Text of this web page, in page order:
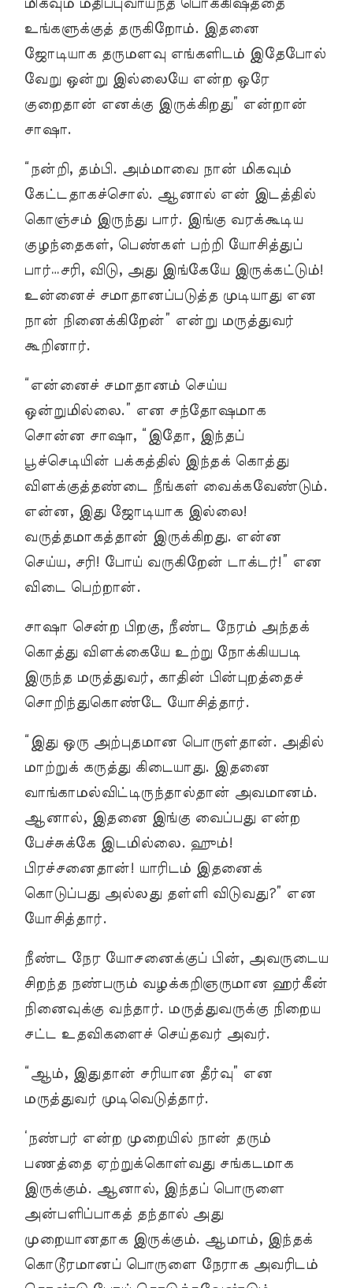
மிகவும் மதிப்புவாய்ந்த பொக்கிஷத்தை
உங்களுக்குத் தருகிறோம். இதனை
ஜோடியாக தருமளவு எங்களிடம் இதேபோல்
வேறு ஒன்று இல்லையே என்ற ஒரே
குறைதான் எனக்கு இருக்கிறது” என்றான்
சாஷா.
“நன்றி, தம்பி. அம்மாவை நான் மிகவும்
கேட்டதாகச்சொல். ஆனால் என் இடத்தில்
கொஞ்சம் இருந்து பார். இங்கு வரக்கூடிய
குழந்தைகள், பெண்கள் பற்றி யோசித்துப்
பார்…சரி, விடு, அது இங்கேயே இருக்கட்டும்!
உன்னைச் சமாதானப்படுத்த முடியாது என
நான் நினைக்கிறேன்” என்று மருத்துவர்
கூறினார்.
“என்னைச் சமாதானம் செய்ய
ஒன்றுமில்லை.” என சந்தோஷமாக
சொன்ன சாஷா, “இதோ, இந்தப்
பூச்செடியின் பக்கத்தில் இந்தக் கொத்து
விளக்குத்தண்டை நீங்கள் வைக்கவேண்டும்.
என்ன, இது ஜோடியாக இல்லை!
வருத்தமாகத்தான் இருக்கிறது. என்ன
செய்ய, சரி! போய் வருகிறேன் டாக்டர்!” என
விடை பெற்றான்.
சாஷா சென்ற பிறகு, நீண்ட நேரம் அந்தக்
கொத்து விளக்கையே உற்று நோக்கியபடி
இருந்த மருத்துவர், காதின் பின்புறத்தைச்
சொறிந்துகொண்டே யோசித்தார்.
“இது ஒரு அற்புதமான பொருள்தான். அதில்
மாற்றுக் கருத்து கிடையாது. இதனை
வாங்காமல்விட்டிருந்தால்தான் அவமானம்.
ஆனால், இதனை இங்கு வைப்பது என்ற
பேச்சுக்கே இடமில்லை. ஹும்!
பிரச்சனைதான்! யாரிடம் இதனைக்
கொடுப்பது அல்லது தள்ளி விடுவது?” என
யோசித்தார்.
நீண்ட நேர யோசனைக்குப் பின், அவருடைய
சிறந்த நண்பரும் வழக்கறிஞருமான ஹர்கீன்
நினைவுக்கு வந்தார். மருத்துவருக்கு நிறைய
சட்ட உதவிகளைச் செய்தவர் அவர்.
“ஆம், இதுதான் சரியான தீர்வு” என
மருத்துவர் முடிவெடுத்தார்.
‘நண்பர் என்ற முறையில் நான் தரும்
பணத்தை ஏற்றுக்கொள்வது சங்கடமாக
இருக்கும். ஆனால், இந்தப் பொருளை
அன்பளிப்பாகத் தந்தால் அது
முறையானதாக இருக்கும். ஆமாம், இந்தக்
கொடூரமானப் பொருளை நேராக அவரிடம்